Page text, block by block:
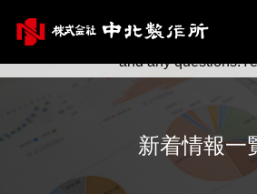
新着情報一
May we use cookies to track your
privacy very seriously. Please see our
and any questions.